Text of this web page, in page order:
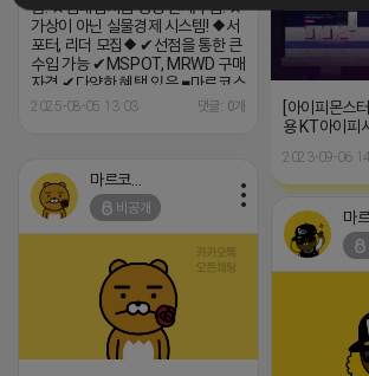
폼! ★임대업처럼 평생 인세수입! ★
가상이 아닌 실물경제 시스템! ◆서
포터, 리더 모집◆ ✔선점을 통한 큰
수입 가능 ✔MSPOT, MRWD 구매
자격 ✔다양한 혜택 있음 ■마르코스
팟 정보■ 블로그
코스팟 세미나 초대장■
https://invitation.bizforms.co.kr/
♣경기지점♣ ☎ 010-8648-1691
2025-08-05 13:03 댓글: 0개
[아이피몬스
용 KT아이피
2023-09-06
마르코스팟
비공개